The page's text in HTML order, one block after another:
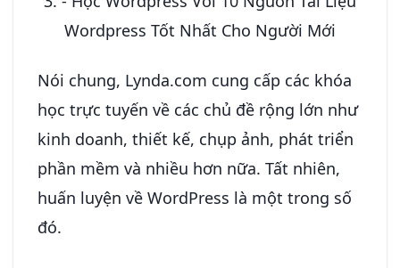
Wordpress Tốt Nhất Cho Người Mới
Nói chung, Lynda.com cung cấp các khóa
học trực tuyến về các chủ đề rộng lớn như
kinh doanh, thiết kế, chụp ảnh, phát triển
phần mềm và nhiều hơn nữa. Tất nhiên,
huấn luyện về WordPress là một trong số
đó.